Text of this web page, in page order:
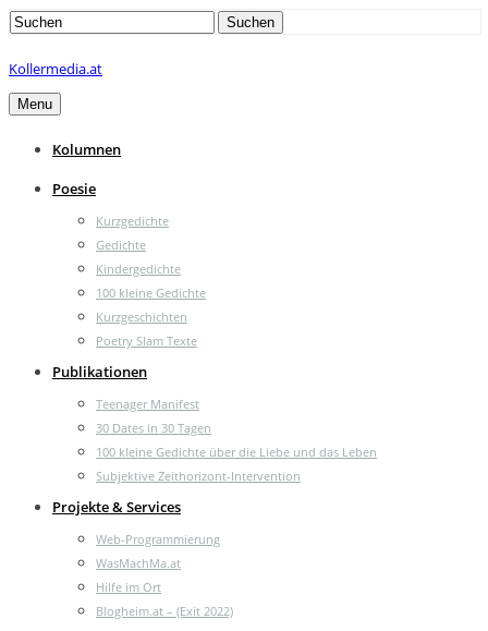
Search
Suchen
Kollermedia.at
Menu
Kolumnen
Poesie
Kurzgedichte
Gedichte
Kindergedichte
100 kleine Gedichte
Kurzgeschichten
Poetry Slam Texte
Publikationen
Teenager Manifest
30 Dates in 30 Tagen
100 kleine Gedichte über die Liebe und das Leben
Subjektive Zeithorizont-Intervention
Projekte & Services
Web-Programmierung
WasMachMa.at
Hilfe im Ort
Blogheim.at – (Exit 2022)